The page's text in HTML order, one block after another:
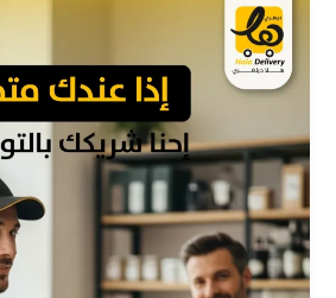
أخطاء
شائعة
عند
التعاقد
شركات
التوصيل